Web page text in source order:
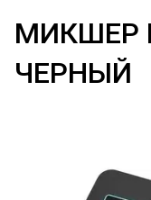
МИКШЕР
ЧЕРНЫЙ